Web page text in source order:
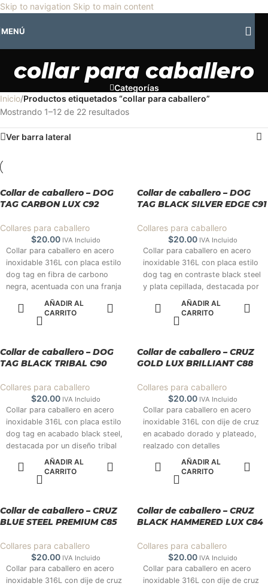
Skip to navigation Skip to main content
🎡Horario especial por vacaciones agostinas
MENÚ
collar para caballero
Categorías
Inicio/Productos etiquetados “collar para caballero”
Mostrando 1–12 de 22 resultados
Ver barra lateral
Collar de caballero – DOG
TAG CARBON LUX C92
Collares para caballero
$20.00 IVA Incluido
Collar para caballero en acero
inoxidable 316L con placa estilo
dog tag en fibra de carbono
negra, acentuada con una franja
plateada decorada con
microbrillos. Una pieza moderna,
resistente y de estilo premium.
AÑADIR AL
CARRITO
Collar de caballero – DOG
TAG BLACK SILVER EDGE C91
Collares para caballero
$20.00 IVA Incluido
Collar para caballero en acero
inoxidable 316L con placa estilo
dog tag en contraste black steel
y plata cepillada, destacada por
líneas geométricas en relieve
que aportan un look moderno,
limpio y masculino. Colección
AÑADIR AL
CARRITO
Collar de caballero – DOG
TAG BLACK TRIBAL C90
Collares para caballero
$20.00 IVA Incluido
Collar para caballero en acero
inoxidable 316L con placa estilo
dog tag en acabado black steel,
destacada por un diseño tribal
geométrico en relieve que
aporta fuerza, carácter y un
estilo totalmente moderno.
AÑADIR AL
CARRITO
Collar de caballero – CRUZ
GOLD LUX BRILLIANT C88
Collares para caballero
$20.00 IVA Incluido
Collar para caballero en acero
inoxidable 316L con dije de cruz
en acabado dorado y plateado,
realzado con detalles
geométricos y una línea central
de microbrillos que aporta
elegancia y presencia. Una pieza
sofisticado. Colección 2025.
#TuEstiloTempo
AÑADIR AL
CARRITO
Collar de caballero – CRUZ
BLUE STEEL PREMIUM C85
Collares para caballero
$20.00 IVA Incluido
Collar para caballero en acero
inoxidable 316L con dije de cruz
Collar de caballero – CRUZ
BLACK HAMMERED LUX C84
Collares para caballero
$20.00 IVA Incluido
Collar para caballero en acero
inoxidable 316L con dije de cruz